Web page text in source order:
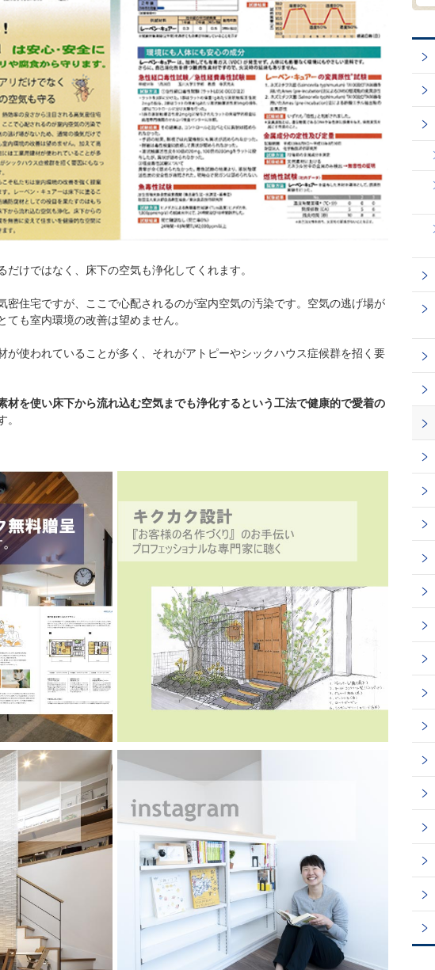
だけではなく、床下の空気も浄化してくれます。
密住宅ですが、ここで心配されるのが室内空気の汚染です。空気の逃げ場が
も室内環境の改善は望めません。
が使われていることが多く、それがアトピーやシックハウス症候群を招く要
材を使い床下から流れ込む空気までも浄化するという工法で健康的で愛着の
。